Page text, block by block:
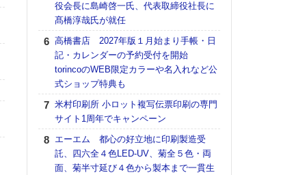
役会長に島崎啓一氏、代表取締役社長に
髙橋淳哉氏が就任
高橋書店 2027年版１月始まり手帳・日
記・カレンダーの予約受付を開始
torincoのWEB限定カラーや名入れなど公
式ショップ特典も
米村印刷所 小ロット複写伝票印刷の専門
サイト1周年でキャンペーン
エーエム 都心の好立地に印刷製造受
託、四六全４色LED-UV、菊全５色・両
面、菊半寸延び４色から製本まで一貫生